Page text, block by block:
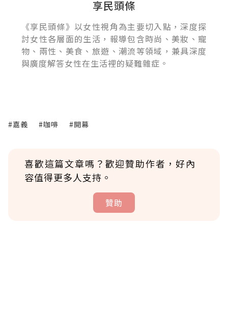
享民頭條
《享民頭條》以女性視角為主要切入點，深度探
討女性各層面的生活，報導包含時尚、美妝、寵
物、兩性、美食、旅遊、潮流等領域，兼具深度
與廣度解答女性在生活裡的疑難雜症。
#嘉義 #咖啡 #開幕
喜歡這篇文章嗎？歡迎贊助作者，好內
容值得更多人支持。
贊助